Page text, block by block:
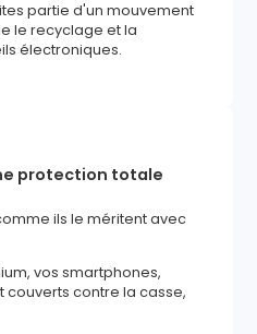
partie d'un mouvement
le recyclage et la
électroniques.
protection totale
ils le méritent avec
vos smartphones,
couverts contre la casse,